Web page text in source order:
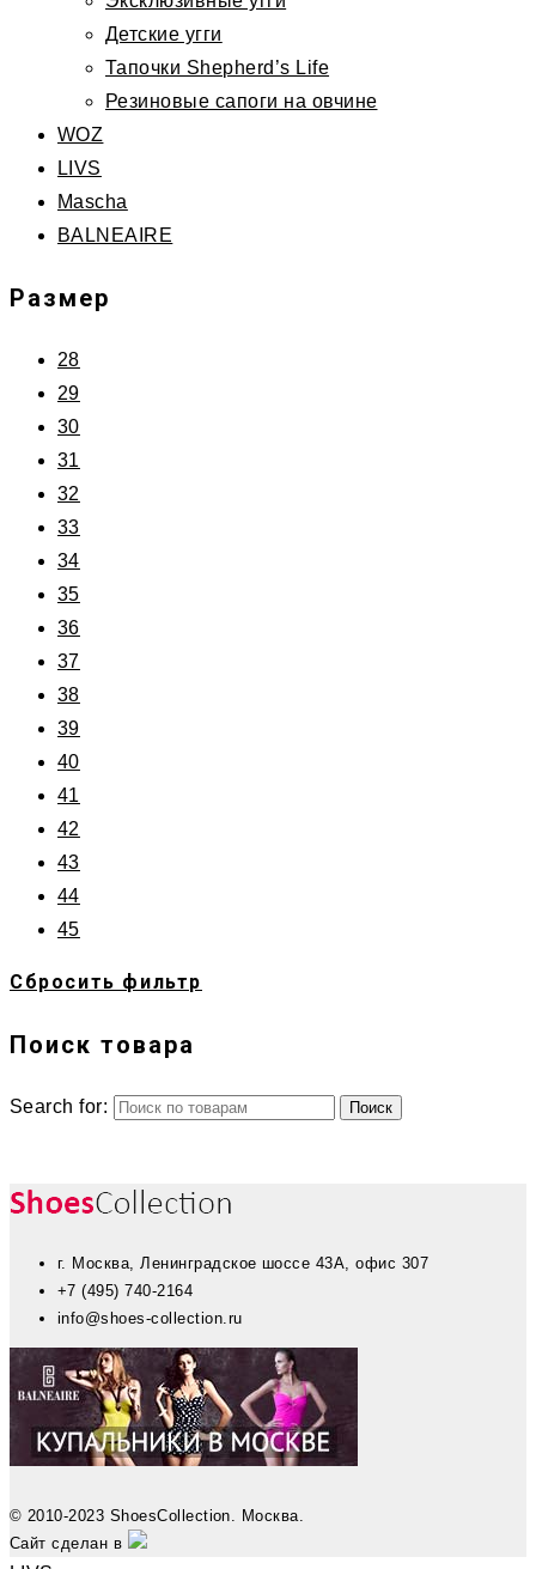
Детские угги
Тапочки Shepherd’s Life
Резиновые сапоги на овчине
WOZ
LIVS
Mascha
BALNEAIRE
Размер
28
29
30
31
32
33
34
35
36
37
38
39
40
41
42
43
44
45
Сбросить фильтр
Поиск товара
Search for:
г. Москва, Ленинградское шоссе 43А, офис 307
+7 (495) 740-2164
info@shoes-collection.ru
© 2010-2023 ShoesCollection. Москва.
Сайт сделан в